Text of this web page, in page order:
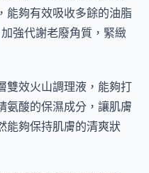
夠有效吸收多餘的油脂
強代謝老廢角質，緊緻
雙效火山調理液，能夠打
氨酸的保濕成分，讓肌膚
能夠保持肌膚的清爽狀